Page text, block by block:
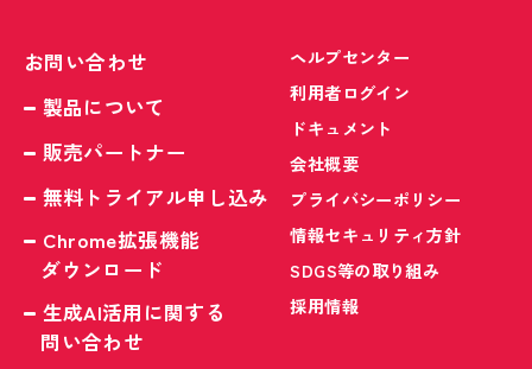
お問い合わせ
製品について
販売パートナー
無料トライアル申し込み
Chrome拡張機能
ダウンロード
生成AI活用に関する
問い合わせ
ヘルプセンター
利用者ログイン
ドキュメント
会社概要
プライバシーポリシー
情報セキュリティ方針
SDGS等の取り組み
採用情報